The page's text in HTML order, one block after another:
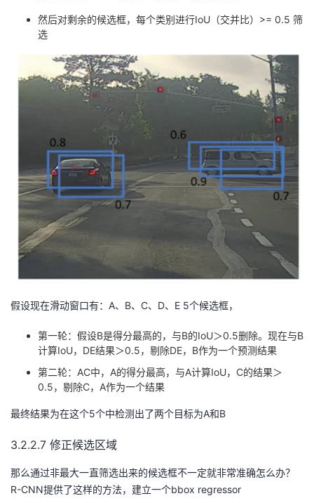
然后对剩余的候选框，每个类别进行IoU（交并比）>= 0.5 筛
选
假设现在滑动窗口有：A、B、C、D、E 5个候选框，
第一轮：假设B是得分最高的，与B的IoU＞0.5删除。现在与B
计算IoU，DE结果＞0.5，剔除DE，B作为一个预测结果
第二轮：AC中，A的得分最高，与A计算IoU，C的结果＞
0.5，剔除C，A作为一个结果
最终结果为在这个5个中检测出了两个目标为A和B
3.2.2.7 修正候选区域
那么通过非最大一直筛选出来的候选框不一定就非常准确怎么办？
R-CNN提供了这样的方法，建立一个bbox regressor